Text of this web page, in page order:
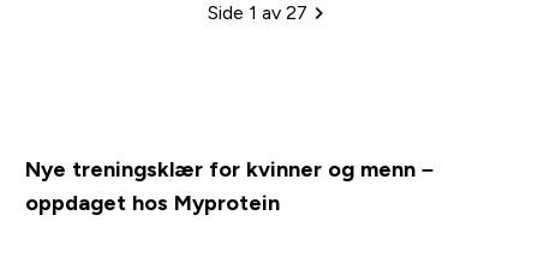
Paginering
Side 1 av 27
Nye treningsklær for kvinner og menn –
oppdaget hos Myprotein